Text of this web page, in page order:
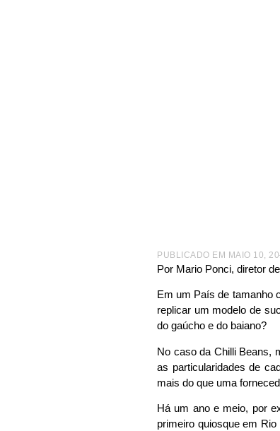
PUBLICADO EM MAIO 10,
Por Mario Ponci, diretor
Em um País de tamanho
replicar um modelo de
do gaúcho e do baiano?
No caso da Chilli Beans,
as particularidades de
mais do que uma
Há um ano e meio, por
primeiro quiosque em